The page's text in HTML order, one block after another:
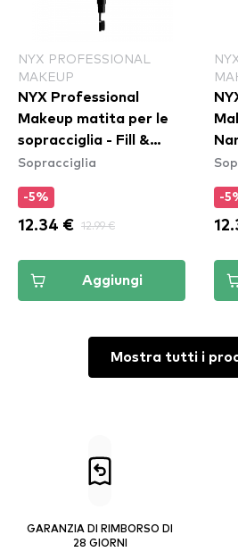
NYX PROFESSIONAL
MAKEUP
NYX Professional
Makeup matita per le
sopracciglia - Fill &
Fluff Eyebrow Pomade
(FFEP01)
Sopracciglia
-5%
12.34 € 12.99 €
Aggiungi
-
Mostra tutti i
GARANZIA DI RIMBORSO DI
28 GIORNI